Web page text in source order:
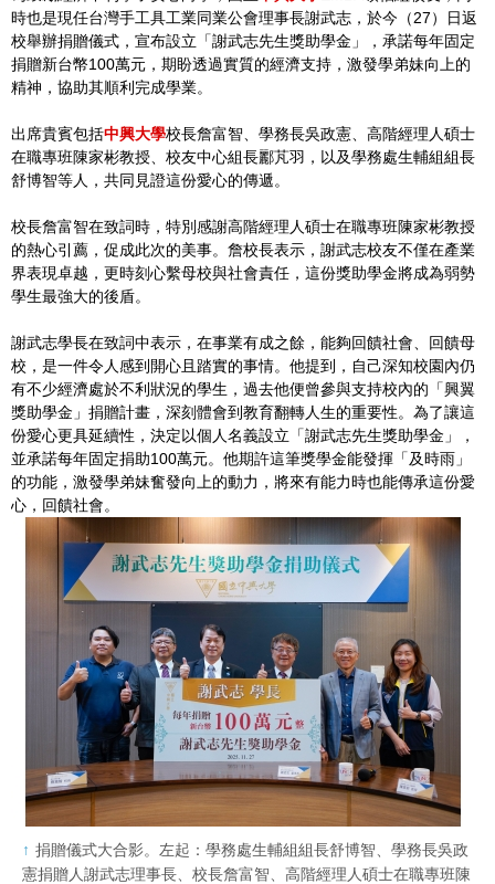
時也是現任台灣手工具工業同業公會理事長謝武志，於今（27）日返
校舉辦捐贈儀式，宣布設立「謝武志先生獎助學金」，承諾每年固定
捐贈新台幣100萬元，期盼透過實質的經濟支持，激發學弟妹向上的
精神，協助其順利完成學業。
出席貴賓包括中興大學校長詹富智、學務長吳政憲、高階經理人碩士
在職專班陳家彬教授、校友中心組長酈芃羽，以及學務處生輔組組長
舒博智等人，共同見證這份愛心的傳遞。
校長詹富智在致詞時，特別感謝高階經理人碩士在職專班陳家彬教授
的熱心引薦，促成此次的美事。詹校長表示，謝武志校友不僅在產業
界表現卓越，更時刻心繫母校與社會責任，這份獎助學金將成為弱勢
學生最強大的後盾。
謝武志學長在致詞中表示，在事業有成之餘，能夠回饋社會、回饋母
校，是一件令人感到開心且踏實的事情。他提到，自己深知校園內仍
有不少經濟處於不利狀況的學生，過去他便曾參與支持校內的「興翼
獎助學金」捐贈計畫，深刻體會到教育翻轉人生的重要性。為了讓這
份愛心更具延續性，決定以個人名義設立「謝武志先生獎助學金」，
並承諾每年固定捐助100萬元。他期許這筆獎學金能發揮「及時雨」
的功能，激發學弟妹奮發向上的動力，將來有能力時也能傳承這份愛
心，回饋社會。
捐贈儀式大合影。左起：學務處生輔組組長舒博智、學務長吳政
憲捐贈人謝武志理事長、校長詹富智、高階經理人碩士在職專班陳